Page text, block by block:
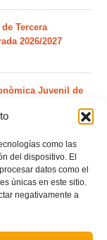
como las
del dispositivo. El
datos como el
únicas en este sitio.
negativamente a
Tercera
2026/2027
Juvenil de
Federación
se sorteará el